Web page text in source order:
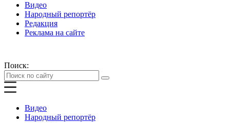
Видео
Народный репортёр
Редакция
Реклама на сайте
Поиск:
Видео
Народный репортёр